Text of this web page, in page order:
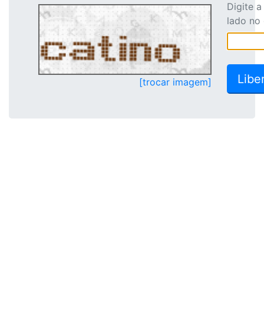
[trocar imagem]
Digite
lado no